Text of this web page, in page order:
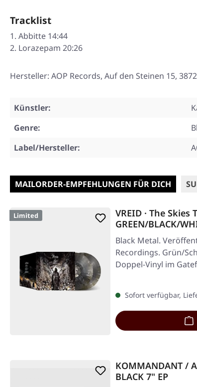
Tracklist
Abbitte 14:44
Lorazepam 20:26
Hersteller: AOP Records, Auf den Steinen 15,
Künstler:
Genre:
Label/Hersteller:
MAILORDER-EMPFEHLUNGEN FÜR DICH
Limited
VREID · The Skies
GREEN/BLACK/
Black Metal.
Recordings. Grün/
Doppel-Vinyl im
Sofort verfügbar,
KOMMANDANT /
BLACK 7" EP